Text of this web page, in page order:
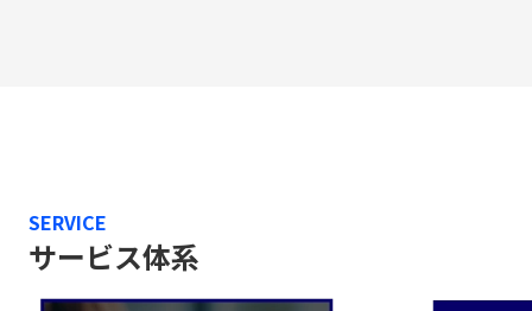
SERVICE
サービス体系